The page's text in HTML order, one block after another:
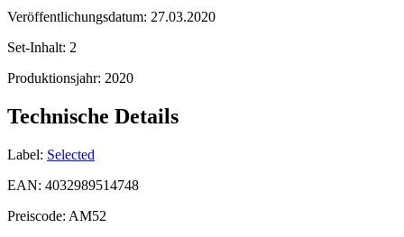
Veröffentlichungsdatum: 27.03.2020
Set-Inhalt: 2
Produktionsjahr: 2020
Technische Details
Label: Selected
EAN: 4032989514748
Preiscode: AM52